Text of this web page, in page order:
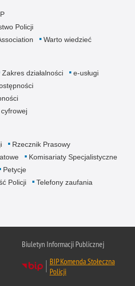
Policji
Warto wiedzieć
Zakres działalności
e-usługi
Rzecznik Prasowy
Komisariaty Specjalistyczne
Petycje
Policji
Telefony zaufania
Biuletyn Informacji Publicznej
BIP Komenda Stołeczna
Policji